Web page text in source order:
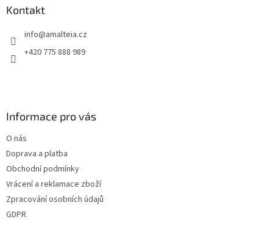
Kontakt
info@amalteia.cz
+420 775 888 989
Informace pro vás
O nás
Doprava a platba
Obchodní podmínky
Vrácení a reklamace zboží
Zpracování osobních údajů
GDPR